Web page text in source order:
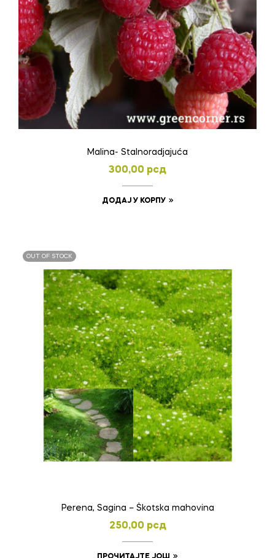
Malina- Stalnoradjajuća
300,00 рсд
ДОДАЈ У КОРПУ
OUT OF STOCK
Perena, Sagina – Škotska mahovina
250,00 рсд